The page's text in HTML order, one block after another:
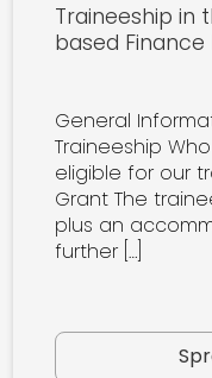
Traineeship in
based Finance
General
Traineeship
eligible for our
Grant The
plus an
further […]